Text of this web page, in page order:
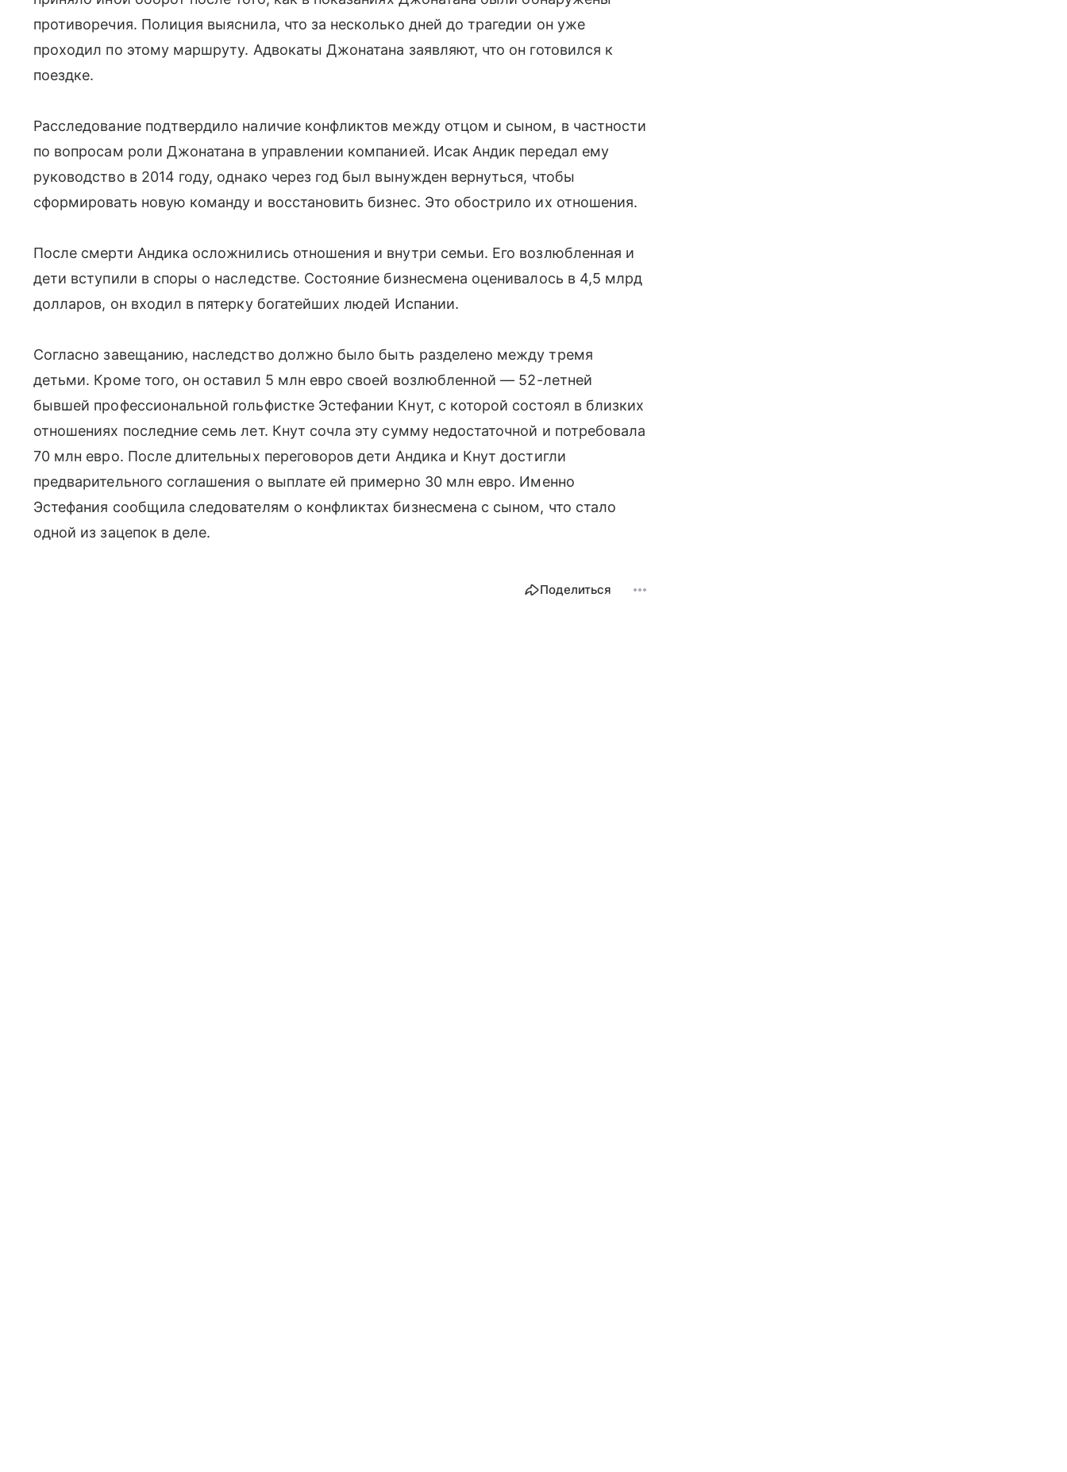
противоречия. Полиция выяснила, что за несколько дней до трагедии он уже
проходил по этому маршруту. Адвокаты Джонатана заявляют, что он готовился к
поездке.
Расследование подтвердило наличие конфликтов между отцом и сыном, в частности
по вопросам роли Джонатана в управлении компанией. Исак Андик передал ему
руководство в 2014 году, однако через год был вынужден вернуться, чтобы
сформировать новую команду и восстановить бизнес. Это обострило их отношения.
После смерти Андика осложнились отношения и внутри семьи. Его возлюбленная и
дети вступили в споры о наследстве. Состояние бизнесмена оценивалось в 4,5 млрд
долларов, он входил в пятерку богатейших людей Испании.
Согласно завещанию, наследство должно было быть разделено между тремя
детьми. Кроме того, он оставил 5 млн евро своей возлюбленной — 52-летней
бывшей профессиональной гольфистке Эстефании Кнут, с которой состоял в близких
отношениях последние семь лет. Кнут сочла эту сумму недостаточной и потребовала
70 млн евро. После длительных переговоров дети Андика и Кнут достигли
предварительного соглашения о выплате ей примерно 30 млн евро. Именно
Эстефания сообщила следователям о конфликтах бизнесмена с сыном, что стало
одной из зацепок в деле.
Поделиться